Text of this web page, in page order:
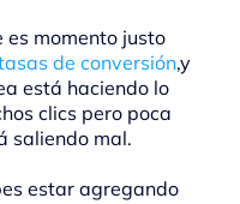
es momento justo
de conversión,y
está haciendo lo
clics pero poca
saliendo mal.
estar agregando